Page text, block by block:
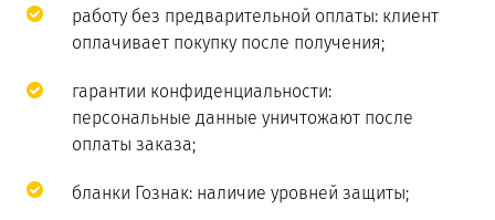
работу без предварительной оплаты: клиент
оплачивает покупку после получения;
гарантии конфиденциальности:
персональные данные уничтожают после
оплаты заказа;
бланки Гознак: наличие уровней защиты;